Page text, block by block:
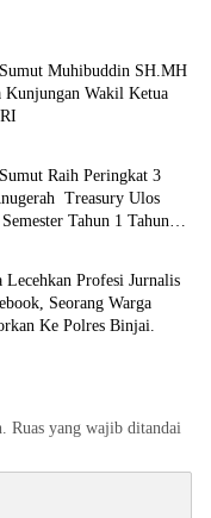
Muhibuddin SH.MH
Kunjungan Wakil Ketua
Raih Peringkat 3
Treasury Ulos
Tahun 1 Tahun
Lecehkan Profesi Jurnalis
Seorang Warga
Ke Polres Binjai.
Ruas yang wajib ditandai